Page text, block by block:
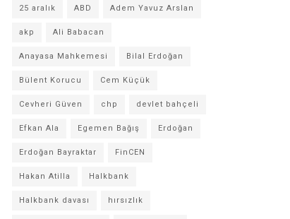
25 aralık ABD Adem Yavuz Arslan
akp Ali Babacan
Anayasa Mahkemesi Bilal Erdoğan
Bülent Korucu Cem Küçük
Cevheri Güven chp devlet bahçeli
Efkan Ala Egemen Bağış Erdoğan
Erdoğan Bayraktar FinCEN
Hakan Atilla Halkbank
Halkbank davası hırsızlık